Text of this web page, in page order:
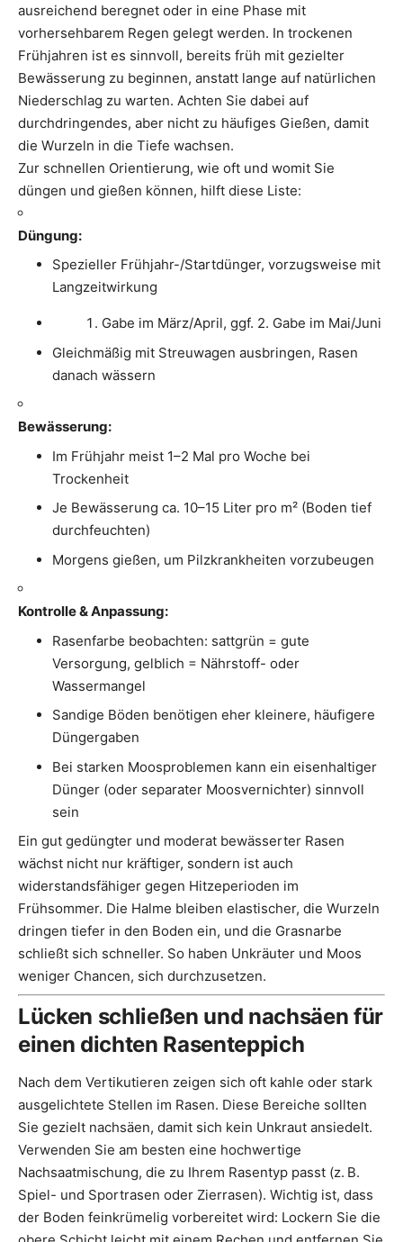
ausreichend beregnet oder in eine Phase mit
vorhersehbarem Regen gelegt werden. In trockenen
Frühjahren ist es sinnvoll, bereits früh mit gezielter
Bewässerung zu beginnen, anstatt lange auf natürlichen
Niederschlag zu warten. Achten Sie dabei auf
durchdringendes, aber nicht zu häufiges Gießen, damit
die Wurzeln in die Tiefe wachsen.
Zur schnellen Orientierung, wie oft und womit Sie
düngen und gießen können, hilft diese Liste:
Düngung:
Spezieller Frühjahr-/Startdünger, vorzugsweise mit
Langzeitwirkung
Gabe im März/April, ggf. 2. Gabe im Mai/Juni
Gleichmäßig mit Streuwagen ausbringen, Rasen
danach wässern
Bewässerung:
Im Frühjahr meist 1–2 Mal pro Woche bei
Trockenheit
Je Bewässerung ca. 10–15 Liter pro m² (Boden tief
durchfeuchten)
Morgens gießen, um Pilzkrankheiten vorzubeugen
Kontrolle & Anpassung:
Rasenfarbe beobachten: sattgrün = gute
Versorgung, gelblich = Nährstoff- oder
Wassermangel
Sandige Böden benötigen eher kleinere, häufigere
Düngergaben
Bei starken Moosproblemen kann ein eisenhaltiger
Dünger (oder separater Moosvernichter) sinnvoll
sein
Ein gut gedüngter und moderat bewässerter Rasen
wächst nicht nur kräftiger, sondern ist auch
widerstandsfähiger gegen Hitzeperioden im
Frühsommer. Die Halme bleiben elastischer, die Wurzeln
dringen tiefer in den Boden ein, und die Grasnarbe
schließt sich schneller. So haben Unkräuter und Moos
weniger Chancen, sich durchzusetzen.
Lücken schließen und nachsäen für
einen dichten Rasenteppich
Nach dem Vertikutieren zeigen sich oft kahle oder stark
ausgelichtete Stellen im Rasen. Diese Bereiche sollten
Sie gezielt nachsäen, damit sich kein Unkraut ansiedelt.
Verwenden Sie am besten eine hochwertige
Nachsaatmischung, die zu Ihrem Rasentyp passt (z. B.
Spiel- und Sportrasen oder Zierrasen). Wichtig ist, dass
der Boden feinkrümelig vorbereitet wird: Lockern Sie die